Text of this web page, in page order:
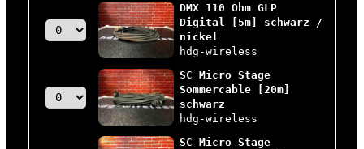
DMX 110 Ohm GLP
Digital [5m] schwarz /
nickel
hdg-wireless
SC Micro Stage
Sommercable [20m]
schwarz
hdg-wireless
SC Micro Stage